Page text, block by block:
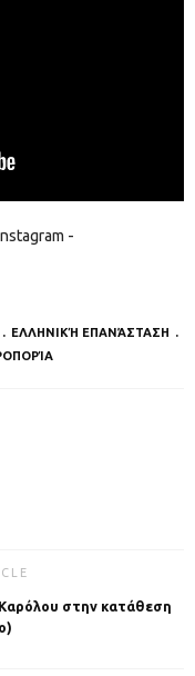
-
ΕΛΛΗΝΙΚΉ ΕΠΑΝΆΣΤΑΣΗ
Καρόλου στην κατάθεση